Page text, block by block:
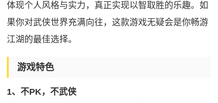
体现个人风格与实力，真正实现以智取胜的乐趣。如
果你对武侠世界充满向往，这款游戏无疑会是你畅游
江湖的最佳选择。
游戏特色
1、不PK，不武侠